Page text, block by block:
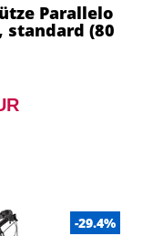
Parallelo
standard (80
-29.4%